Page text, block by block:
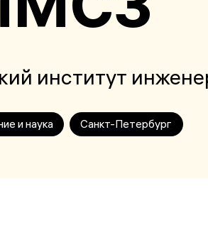
институт
и наука Санкт-Петербург